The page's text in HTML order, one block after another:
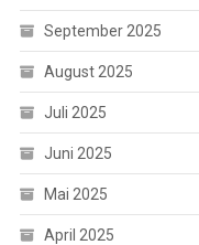
September 2025
August 2025
Juli 2025
Juni 2025
Mai 2025
April 2025